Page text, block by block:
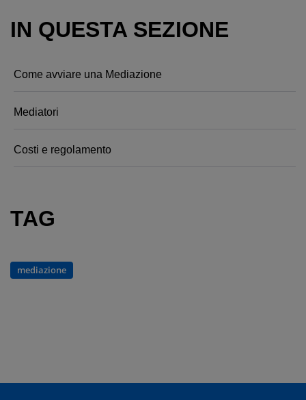
IN QUESTA SEZIONE
Come avviare una Mediazione
Mediatori
Costi e regolamento
TAG
mediazione